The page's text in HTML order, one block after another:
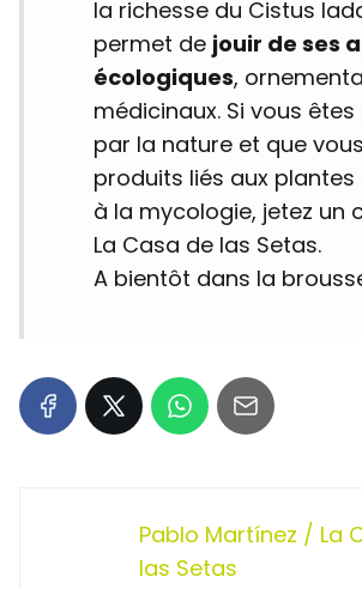
la richesse du Cistus
permet de jouir de ses
écologiques,
médicinaux. Si vous
par la nature et que
produits liés aux
à la mycologie, jetez un
La Casa de las Setas.
A bientôt dans la
Pablo Martínez / La
las Setas